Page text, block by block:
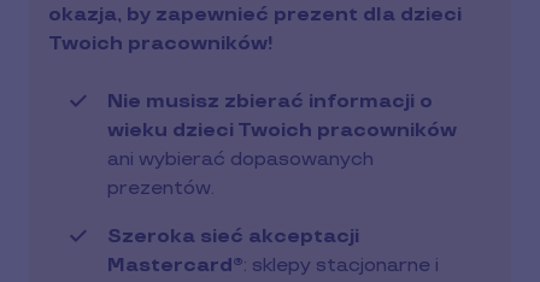
okazja, by zapewnieć prezent dla dzieci
Twoich pracowników!
Nie musisz zbierać informacji o
wieku dzieci Twoich pracowników
ani wybierać dopasowanych
prezentów.
Szeroka sieć akceptacji
Mastercard®: sklepy stacjonarne i